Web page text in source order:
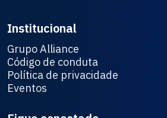
Institucional
Grupo Alliance
Código de conduta
Política de privacidade
Eventos